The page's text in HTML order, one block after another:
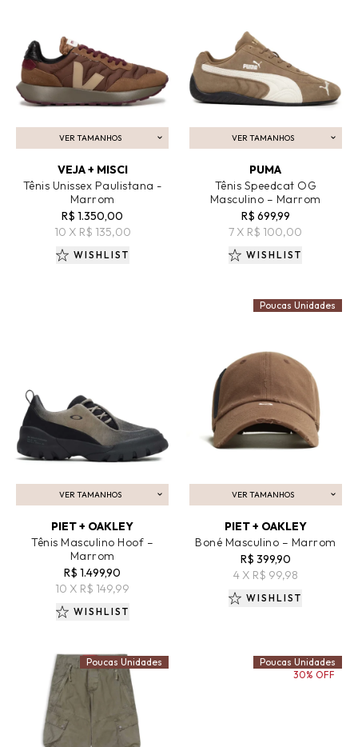
VER TAMANHOS
ADICIONAR AO CARRINHO
VEJA + MISCI
Tênis Unissex Paulistana -
Marrom
R$ 1.350,00
10 X R$ 135,00
WISHLIST
VER TAMANHOS
ADICIONAR AO CARRINHO
PUMA
Tênis Speedcat OG
Masculino – Marrom
R$ 699,99
7 X R$ 100,00
WISHLIST
VER TAMANHOS
ADICIONAR AO CARRINHO
PIET + OAKLEY
Tênis Masculino Hoof –
Marrom
R$ 1.499,90
10 X R$ 149,99
WISHLIST
VER TAMANHOS
ADICIONAR AO CARRINHO
PIET + OAKLEY
Boné Masculino – Marrom
R$ 399,90
4 X R$ 99,98
Poucas Unidades
WISHLIST
Poucas Unidades
Poucas Unidades
30% OFF